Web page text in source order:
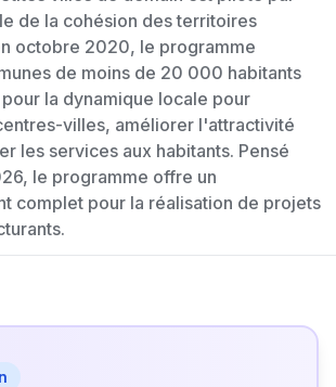
de la cohésion des territoires
octobre 2020, le programme
de moins de 20 000 habitants
la dynamique locale pour
villes, améliorer l'attractivité
les services aux habitants. Pensé
le programme offre un
complet pour la réalisation de projets